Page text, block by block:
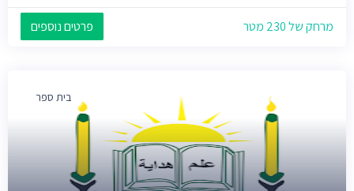
מרחק של 230 מטר פרטים נוספים
בית ספר